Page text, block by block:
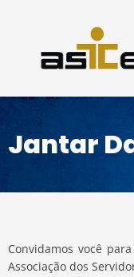
conteúdo
Jantar
Convidamos você
Associação dos